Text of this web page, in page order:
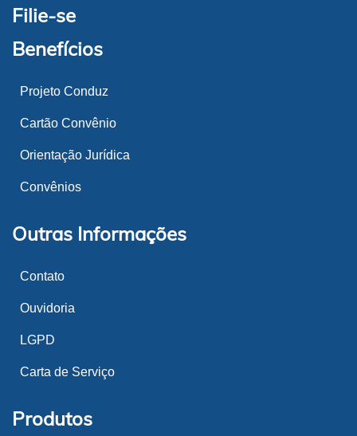
Filie-se
Benefícios
Projeto Conduz
Cartão Convênio
Orientação Jurídica
Convênios
Outras Informações
Contato
Ouvidoria
LGPD
Carta de Serviço
Produtos